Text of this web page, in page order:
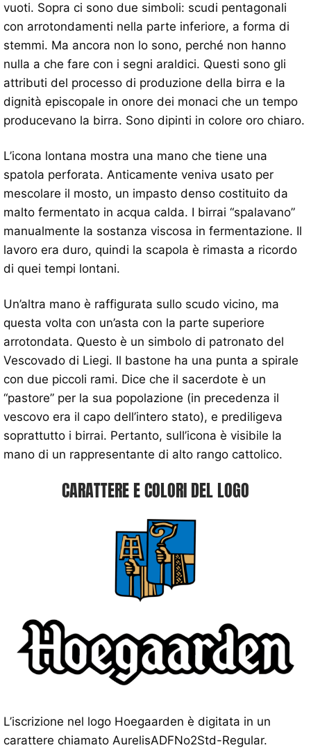
vuoti. Sopra ci sono due simboli: scudi pentagonali
con arrotondamenti nella parte inferiore, a forma di
stemmi. Ma ancora non lo sono, perché non hanno
nulla a che fare con i segni araldici. Questi sono gli
attributi del processo di produzione della birra e la
dignità episcopale in onore dei monaci che un tempo
producevano la birra. Sono dipinti in colore oro chiaro.
L’icona lontana mostra una mano che tiene una
spatola perforata. Anticamente veniva usato per
mescolare il mosto, un impasto denso costituito da
malto fermentato in acqua calda. I birrai “spalavano”
manualmente la sostanza viscosa in fermentazione. Il
lavoro era duro, quindi la scapola è rimasta a ricordo
di quei tempi lontani.
Un’altra mano è raffigurata sullo scudo vicino, ma
questa volta con un’asta con la parte superiore
arrotondata. Questo è un simbolo di patronato del
Vescovado di Liegi. Il bastone ha una punta a spirale
con due piccoli rami. Dice che il sacerdote è un
“pastore” per la sua popolazione (in precedenza il
vescovo era il capo dell’intero stato), e prediligeva
soprattutto i birrai. Pertanto, sull’icona è visibile la
mano di un rappresentante di alto rango cattolico.
CARATTERE E COLORI DEL LOGO
L’iscrizione nel logo Hoegaarden è digitata in un
carattere chiamato AurelisADFNo2Std-Regular.